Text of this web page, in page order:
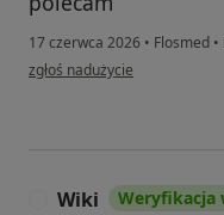
17 czerwca 2026 • Flosmed •
w opinii użytkownika Oliwia
zgłoś nadużycie
Wiki Weryfikacja